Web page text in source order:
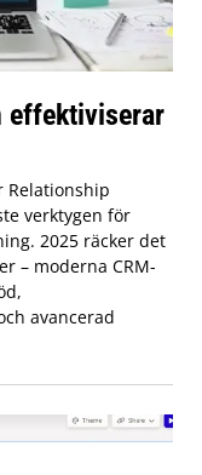
effektiviserar
Relationship
verktygen för
2025 räcker det
– moderna CRM-
avancerad